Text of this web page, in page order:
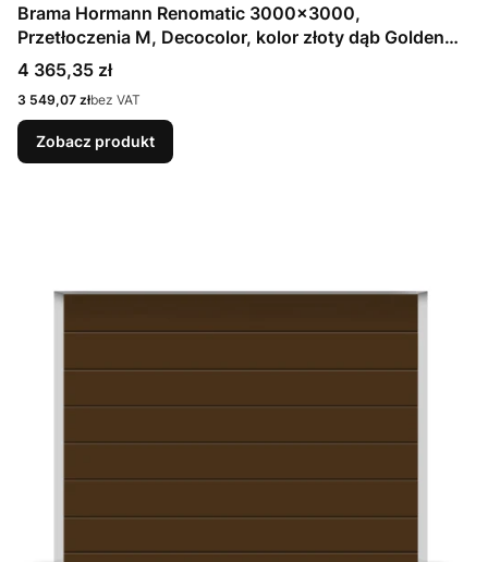
Brama Hormann Renomatic 3000x3000,
Przetłoczenia M, Decocolor, kolor złoty dąb Golden
Oak + Prowadzenie N
Cena
4 365,35 zł
Cena
3 549,07 złbez VAT
Zobacz produkt